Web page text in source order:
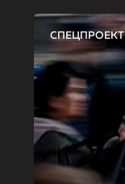
СПЕЦПРОЕКТ